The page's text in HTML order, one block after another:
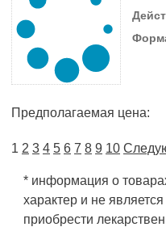
Предполагаемая цена:
1 2 3 4 5 6 7 8 9 10
* информация о
характер и не
приобрести